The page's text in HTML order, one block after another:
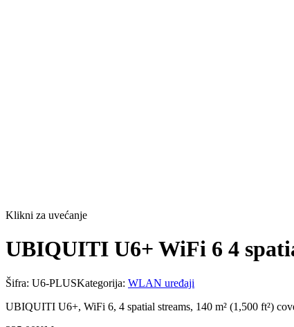
Klikni za uvećanje
UBIQUITI U6+ WiFi 6 4
Šifra: U6-PLUSKategorija: WLAN uređaji
UBIQUITI U6+, WiFi 6, 4 spatial streams, 140 m² (1,500 ft²)